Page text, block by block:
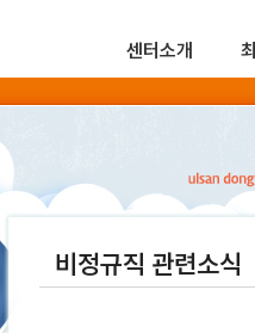
센터소개
비정규직 관련소식